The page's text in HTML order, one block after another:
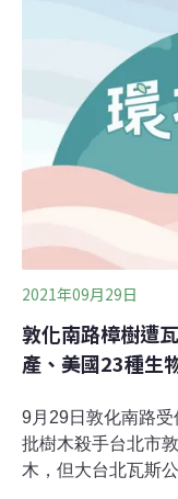
地下水補注減少，
井抽水量皆有增加
明顯下降，導致下
陷問題，中央針對
媒合農民耕種
2021年09月29日
敦化南路樟樹遭
產、美國23種生
9月29日敦化南路
批樹木殺手台北市
木，但大台北瓦斯